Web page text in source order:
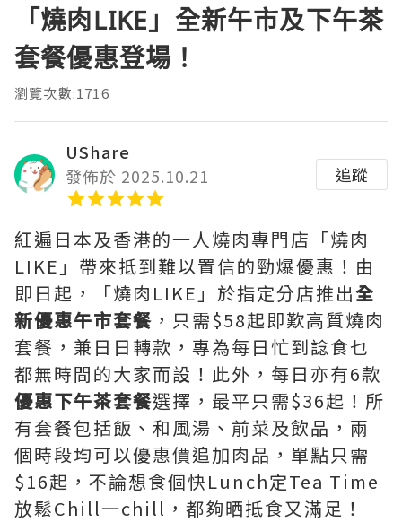
「燒肉LIKE」全新午市及下午茶
套餐優惠登場！
瀏覽次數:1716
UShare
發佈於 2025.10.21
追蹤
紅遍日本及香港的一人燒肉專門店「燒肉
LIKE」帶來抵到難以置信的勁爆優惠！由
即日起，「燒肉LIKE」於指定分店推出全
新優惠午市套餐 ，只需$58起即歎高質燒肉
套餐，兼日日轉款，專為每日忙到諗食乜
都無時間的大家而設！此外，每日亦有6款
優惠下午茶套餐選擇，最平只需$36起！所
有套餐包括飯、和風湯、前菜及飲品，兩
個時段均可以優惠價追加肉品，單點只需
$16起，不論想食個快Lunch定Tea Time
放鬆Chill一chill，都夠晒抵食又滿足！